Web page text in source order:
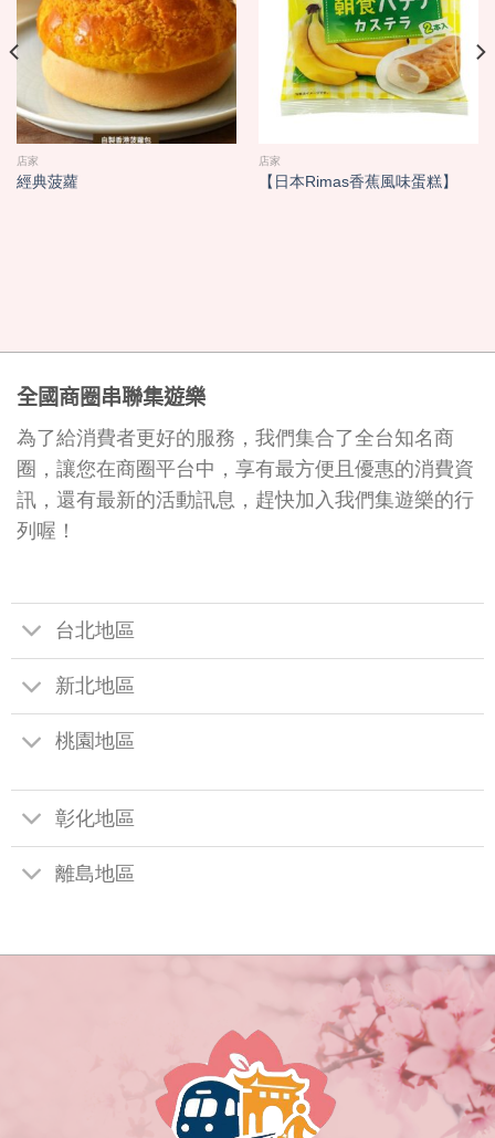
店家
經典菠蘿
店家
【日本Rimas香蕉風味蛋糕】
全國商圈串聯集遊樂
為了給消費者更好的服務，我們集合了全台知名商
圈，讓您在商圈平台中，享有最方便且優惠的消費資
訊，還有最新的活動訊息，趕快加入我們集遊樂的行
列喔！
台北地區
新北地區
桃園地區
彰化地區
離島地區